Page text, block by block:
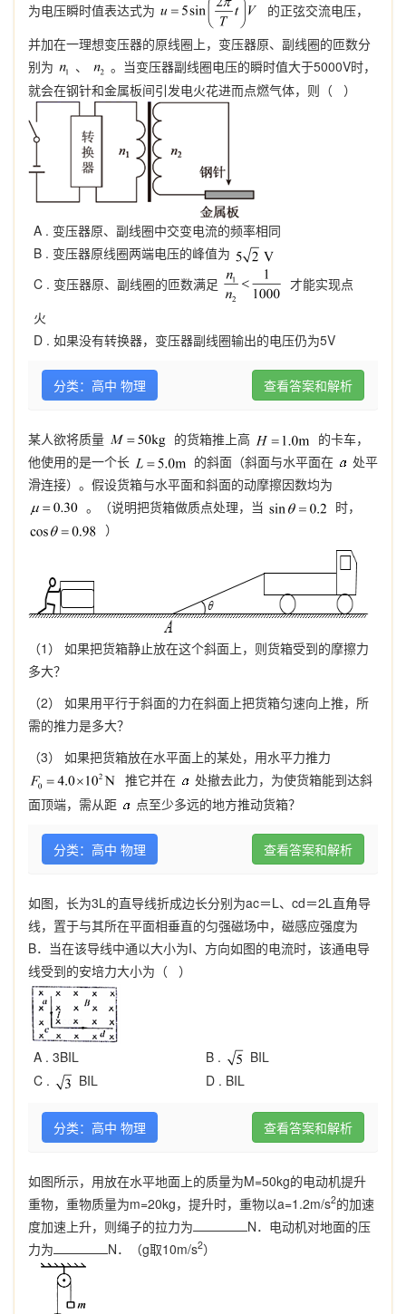
为电压瞬时值表达式为
的正弦交流电压，
并加在一理想变压器的原线圈上，变压器原、副线圈的匝数分
别为
、
。当变压器副线圈电压的瞬时值大于5000V时，
就会在钢针和金属板间引发电火花进而点燃气体，则（ ）
A . 变压器原、副线圈中交变电流的频率相同
B . 变压器原线圈两端电压的峰值为
C . 变压器原、副线圈的匝数满足
才能实现点
火
D . 如果没有转换器，变压器副线圈输出的电压仍为5V
分类：高中 物理 查看答案和解析
某人欲将质量 的货箱推上高
的卡车，
他使用的是一个长
的斜面（斜面与水平面在
处平
滑连接）。假设货箱与水平面和斜面的动摩擦因数均为
。（说明把货箱做质点处理，当
时，
）
（1） 如果把货箱静止放在这个斜面上，则货箱受到的摩擦力
多大？
（2） 如果用平行于斜面的力在斜面上把货箱匀速向上推，所
需的推力是多大？
（3） 如果把货箱放在水平面上的某处，用水平力推力
推它并在
处撤去此力，为使货箱能到达斜
面顶端，需从距
点至少多远的地方推动货箱？
分类：高中 物理 查看答案和解析
如图，长为3L的直导线折成边长分别为ac＝L、cd＝2L直角导
线，置于与其所在平面相垂直的匀强磁场中，磁感应强度为
B．当在该导线中通以大小为I、方向如图的电流时，该通电导
线受到的安培力大小为（ ）
A . 3BIL B .
BIL
C .
BIL D . BIL
分类：高中 物理 查看答案和解析
如图所示，用放在水平地面上的质量为M=50kg的电动机提升
重物，重物质量为m=20kg，提升时，重物以a=1.2m/s2的加速
度加速上升，则绳子的拉力为
N．电动机对地面的压
力为
N．（g取10m/s2）